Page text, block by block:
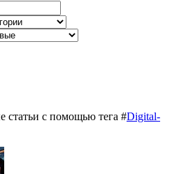
статьи с помощью тега #Digital-